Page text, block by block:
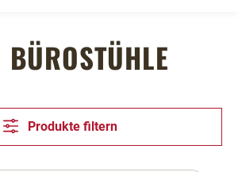
BÜROSTÜHLE
Produkte filtern